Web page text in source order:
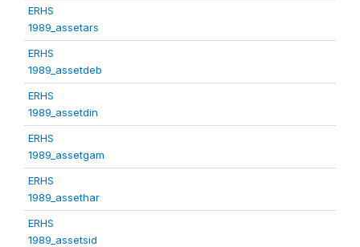
ERHS
1989_assetars
ERHS
1989_assetdeb
ERHS
1989_assetdin
ERHS
1989_assetgam
ERHS
1989_assethar
ERHS
1989_assetsid